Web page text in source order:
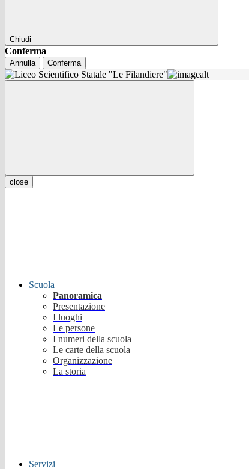
Chiudi
Conferma
Annulla Conferma
close
Scuola
Panoramica
Presentazione
I luoghi
Le persone
I numeri della scuola
Le carte della scuola
Organizzazione
La storia
Servizi